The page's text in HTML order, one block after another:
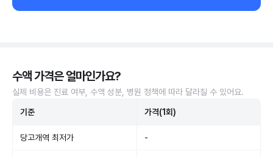
수액 가격은 얼마인가요?
실제 비용은 진료 여부, 수액 성분, 병원 정책에 따라 달라질 수 있어요.
기준 가격(1회)
당고개역 최저가 -